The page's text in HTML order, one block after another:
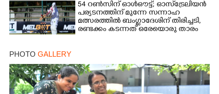
54 റൺസിന് ഓൾഔട്ട്; ഓസ്‌ട്രേലിയൻ
പര്യടനത്തിന് മുന്നേ സന്നാഹ
മത്സരത്തിൽ ബംഗ്ലാദേശിന് തിരിച്ചടി,
രണ്ടക്കം കടന്നത് ഒരേയൊരു താരം
PHOTO GALLERY